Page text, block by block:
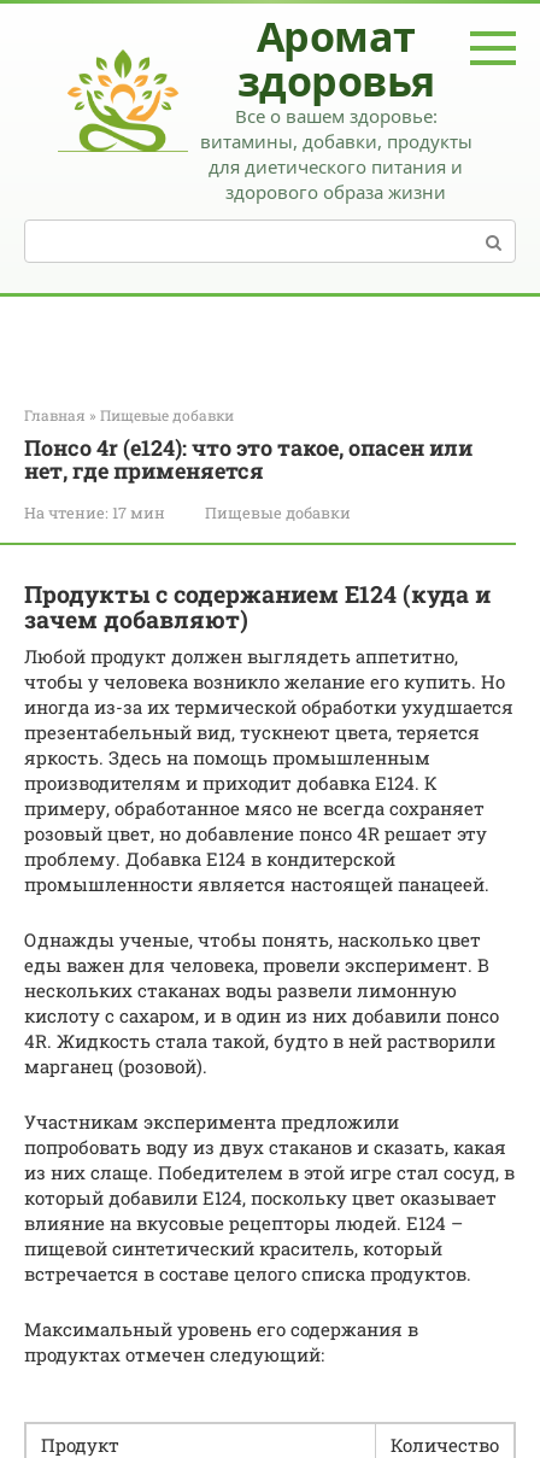
Перейти
Аромат
здоровья
Все о вашем здоровье:
витамины, добавки, продукты
для диетического питания и
здорового образа жизни
Поиск:
Главная » Пищевые добавки
Понсо 4r (е124): что это такое, опасен или
нет, где применяется
На чтение: 17 мин Пищевые добавки
Продукты с содержанием Е124 (куда и
зачем добавляют)
Любой продукт должен выглядеть аппетитно,
чтобы у человека возникло желание его купить. Но
иногда из-за их термической обработки ухудшается
презентабельный вид, тускнеют цвета, теряется
яркость. Здесь на помощь промышленным
производителям и приходит добавка Е124. К
примеру, обработанное мясо не всегда сохраняет
розовый цвет, но добавление понсо 4R решает эту
проблему. Добавка Е124 в кондитерской
промышленности является настоящей панацеей.
Однажды ученые, чтобы понять, насколько цвет
еды важен для человека, провели эксперимент. В
нескольких стаканах воды развели лимонную
кислоту с сахаром, и в один из них добавили понсо
4R. Жидкость стала такой, будто в ней растворили
марганец (розовой).
Участникам эксперимента предложили
попробовать воду из двух стаканов и сказать, какая
из них слаще. Победителем в этой игре стал сосуд, в
который добавили Е124, поскольку цвет оказывает
влияние на вкусовые рецепторы людей. Е124 –
пищевой синтетический краситель, который
встречается в составе целого списка продуктов.
Максимальный уровень его содержания в
продуктах отмечен следующий:
Продукт
Количество